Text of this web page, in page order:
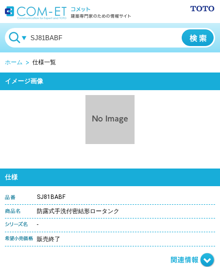
ホーム 仕様一覧
イメージ画像
仕様
SJ81BABF
防露式手洗付密結形ロータンク
-
販売終了